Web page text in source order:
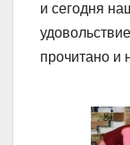
и сегодня
прочитано и